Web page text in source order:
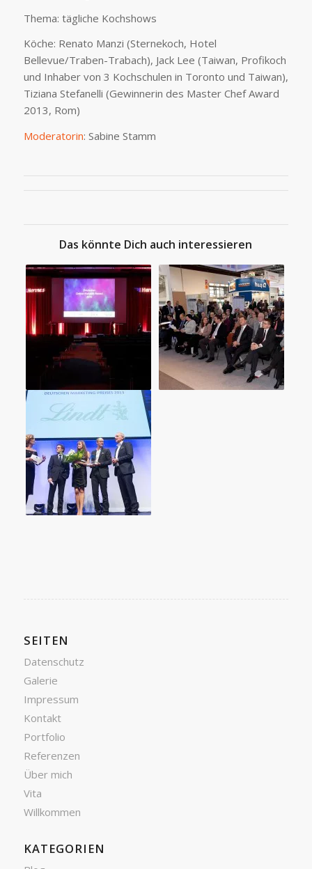
Thema: tägliche Kochshows
Köche: Renato Manzi (Sternekoch, Hotel
Bellevue/Traben-Trabach), Jack Lee (Taiwan, Profikoch
und Inhaber von 3 Kochschulen in Toronto und Taiwan),
Tiziana Stefanelli (Gewinnerin des Master Chef Award
2013, Rom)
Moderatorin: Sabine Stamm
Das könnte Dich auch interessieren
SEITEN
Datenschutz
Galerie
Impressum
Kontakt
Portfolio
Referenzen
Über mich
Vita
Willkommen
KATEGORIEN